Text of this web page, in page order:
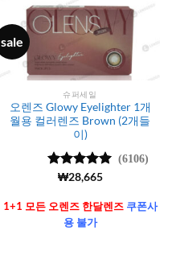
sale
슈퍼세일
오렌즈 Glowy Eyelighter 1개
월용 컬러렌즈 Brown (2개들
이)
5 중에서
가됨
(6106)
₩28,665
1+1 모든 오렌즈 한달렌즈쿠폰사
용 불가